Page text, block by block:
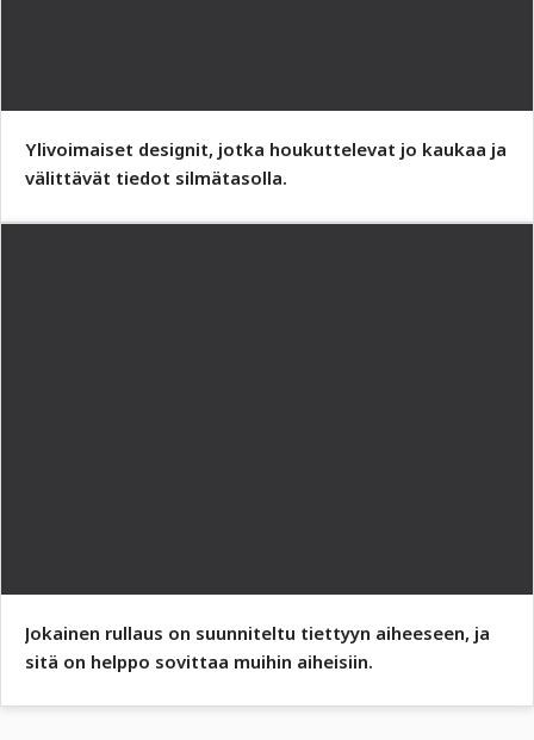
Ylivoimaiset designit, jotka houkuttelevat jo kaukaa ja
välittävät tiedot silmätasolla.
Jokainen rullaus on suunniteltu tiettyyn aiheeseen, ja
sitä on helppo sovittaa muihin aiheisiin.